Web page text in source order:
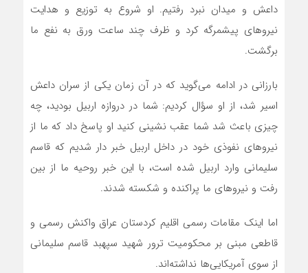
داعش و میدان نبرد رفتیم. او شروع به توزیع و هدایت
نیرو‌های پیشمرگه کرد و ظرف چند ساعت ورق به نفع ما
برگشت.
بارزانی در ادامه می‌گوید که در آن زمان یکی از سران داعش
اسیر شد، از او سؤال کردیم: شما در دروازه اربیل بودید، چه
چیزی باعث شد شما عقب نشینی کنید او پاسخ داد که ما از
نیرو‌های نفوذی خود در داخل اربیل خبر دار شدیم که قاسم
سلیمانی وارد اربیل شده است، با این خبر روحیه ما از بین
رفت و نیرو‌های ما پراکنده و شکسته شدند.
اما اینک مقامات رسمی اقلیم کردستان عراق واکنش رسمی و
قاطعی مبنی بر محکومیت ترور شهید سپهبد قاسم سلیمانی
از سوی آمریکایی‌ها نداشته‌اند.